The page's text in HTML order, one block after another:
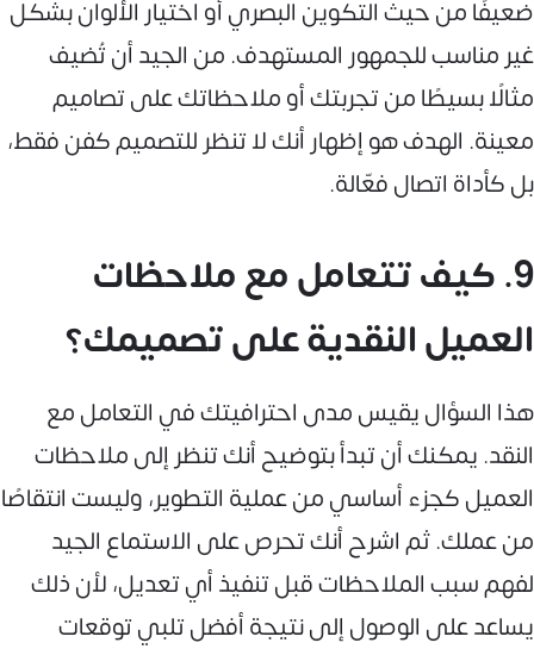
ضعيفًا من حيث التكوين البصري أو اختيار الألوان بشكل
غير مناسب للجمهور المستهدف. من الجيد أن تُضيف
مثالًا بسيطًا من تجربتك أو ملاحظاتك على تصاميم
معينة. الهدف هو إظهار أنك لا تنظر للتصميم كفن فقط،
بل كأداة اتصال فعّالة.
9. كيف تتعامل مع ملاحظات
العميل النقدية على تصميمك؟
هذا السؤال يقيس مدى احترافيتك في التعامل مع
النقد. يمكنك أن تبدأ بتوضيح أنك تنظر إلى ملاحظات
العميل كجزء أساسي من عملية التطوير، وليست انتقاصًا
من عملك. ثم اشرح أنك تحرص على الاستماع الجيد
لفهم سبب الملاحظات قبل تنفيذ أي تعديل، لأن ذلك
يساعد على الوصول إلى نتيجة أفضل تلبي توقعات